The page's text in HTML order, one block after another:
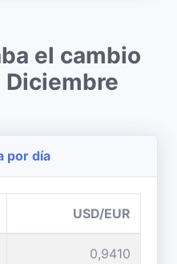
el cambio
Diciembre
por día
USD/EUR
0,9410